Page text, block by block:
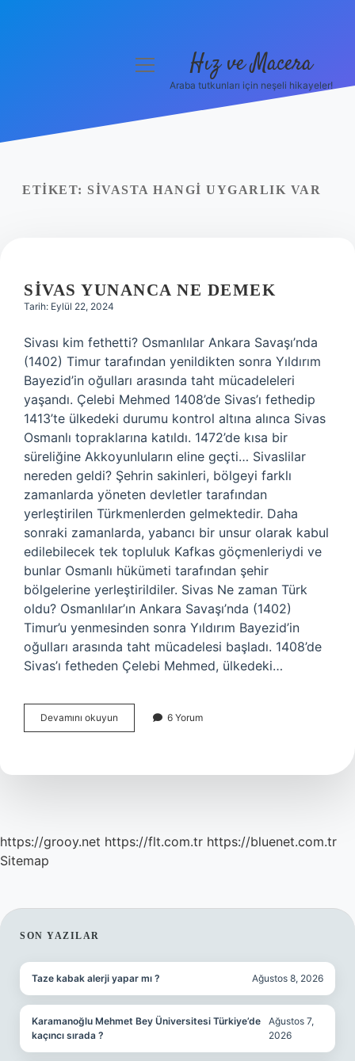
Yasal Uyarı
menüyü
Hız ve Macera
Araba tutkunları için neşeli hikayeler!
ETIKET: SIVASTA HANGI UYGARLIK VAR
SIVAS YUNANCA NE DEMEK
Tarih: Eylül 22, 2024
Sivası kim fethetti? Osmanlılar Ankara Savaşı’nda
(1402) Timur tarafından yenildikten sonra Yıldırım
Bayezid’in oğulları arasında taht mücadeleleri
yaşandı. Çelebi Mehmed 1408’de Sivas’ı fethedip
1413’te ülkedeki durumu kontrol altına alınca Sivas
Osmanlı topraklarına katıldı. 1472’de kısa bir
süreliğine Akkoyunluların eline geçti… Sivaslilar
nereden geldi? Şehrin sakinleri, bölgeyi farklı
zamanlarda yöneten devletler tarafından
yerleştirilen Türkmenlerden gelmektedir. Daha
sonraki zamanlarda, yabancı bir unsur olarak kabul
edilebilecek tek topluluk Kafkas göçmenleriydi ve
bunlar Osmanlı hükümeti tarafından şehir
bölgelerine yerleştirildiler. Sivas Ne zaman Türk
oldu? Osmanlılar’ın Ankara Savaşı’nda (1402)
Timur’u yenmesinden sonra Yıldırım Bayezid’in
oğulları arasında taht mücadelesi başladı. 1408’de
Sivas’ı fetheden Çelebi Mehmed, ülkedeki…
Devamını okuyun
Yunanca
6 Yorum
https://grooy.net https://flt.com.tr https://bluenet.com.tr
Sitemap
SIDEBAR
SON YAZILAR
Taze kabak alerji yapar mı ? Ağustos 8, 2026
Karamanoğlu Mehmet Bey Üniversitesi Türkiye’de
kaçıncı sırada ?
Ağustos 7,
2026